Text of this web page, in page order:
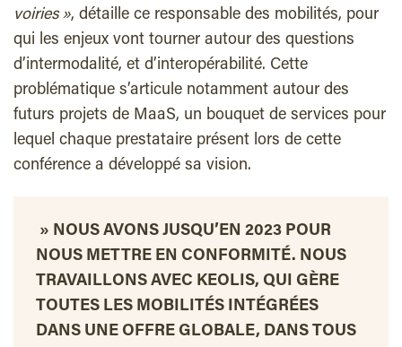
voiries », détaille ce responsable des mobilités, pour
qui les enjeux vont tourner autour des questions
d’intermodalité, et d’interopérabilité. Cette
problématique s’articule notamment autour des
futurs projets de MaaS, un bouquet de services pour
lequel chaque prestataire présent lors de cette
conférence a développé sa vision.
» NOUS AVONS JUSQU’EN 2023 POUR
NOUS METTRE EN CONFORMITÉ. NOUS
TRAVAILLONS AVEC KEOLIS, QUI GÈRE
TOUTES LES MOBILITÉS INTÉGRÉES
DANS UNE OFFRE GLOBALE, DANS TOUS